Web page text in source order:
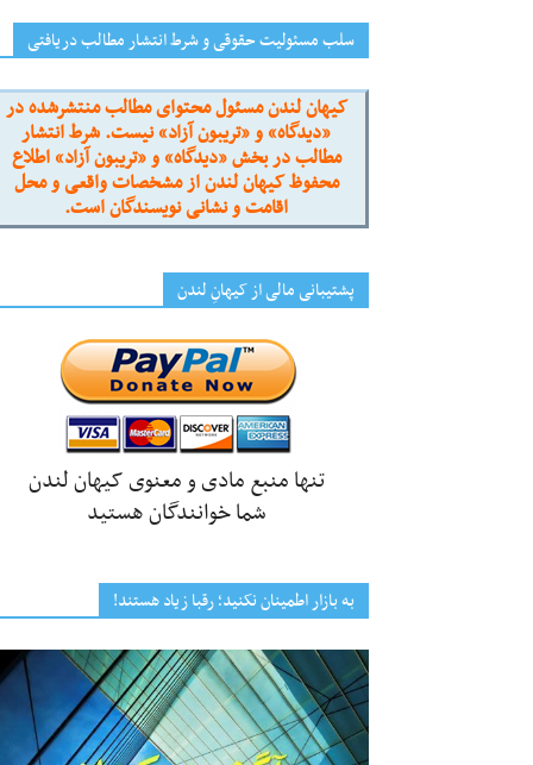
سلب مسئولیت حقوقی و شرط انتشار مطالب دریافتی
کیهان لندن مسئول محتوای مطالب منتشرشده در
«دیدگاه» و «تریبون آزاد» نیست. شرط انتشار
مطالب در بخش «دیدگاه» و «تریبون آزاد» اطلاع
محفوظ کیهان لندن از مشخصات واقعی و محل
اقامت و نشانی نویسندگان است.
پشتیبانی مالی از کیهانِ لندن
تنها منبع مادی و معنوی کیهان لندن
شما خوانندگان هستید
به بازار اطمینان نکنید؛ رقبا زیاد هستند!